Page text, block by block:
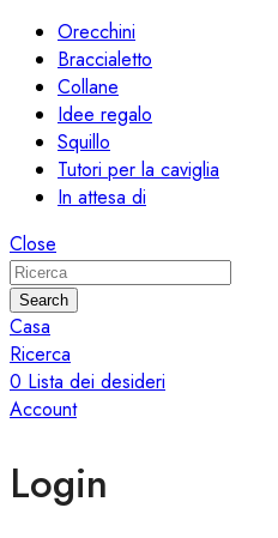
Orecchini
Braccialetto
Collane
Idee regalo
Squillo
Tutori per la caviglia
In attesa di
Close
Search
Casa
Ricerca
0 Lista dei desideri
Account
Login